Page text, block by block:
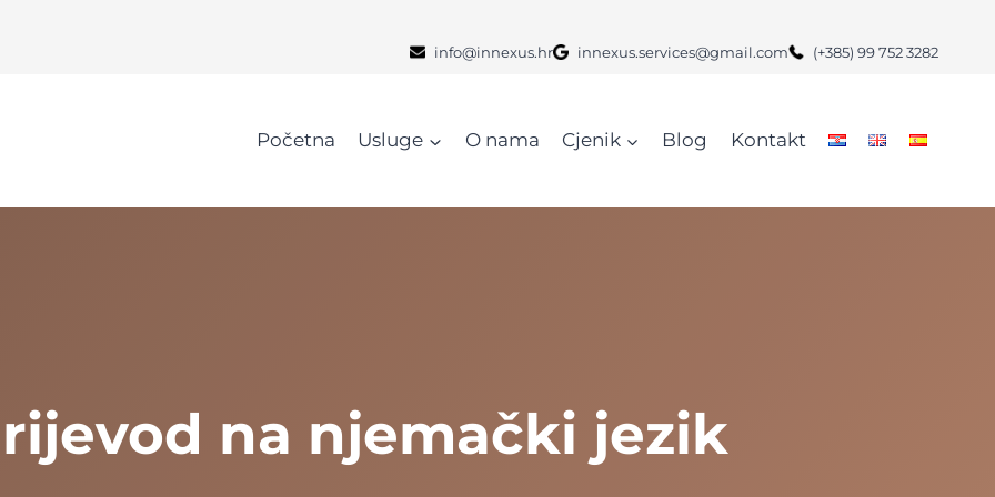
info@innexus.hr innexus.services@gmail.com (+385) 99 752 3282
Početna Usluge O nama Cjenik Blog Kontakt
na njemački jezik